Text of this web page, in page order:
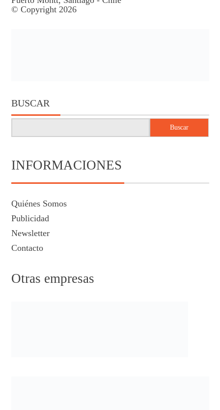
© Copyright 2026
BUSCAR
Buscar
INFORMACIONES
Quiénes Somos
Publicidad
Newsletter
Contacto
Otras empresas